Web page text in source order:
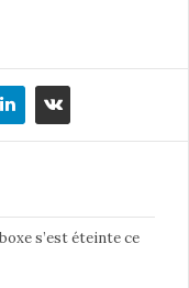
s’est éteinte ce